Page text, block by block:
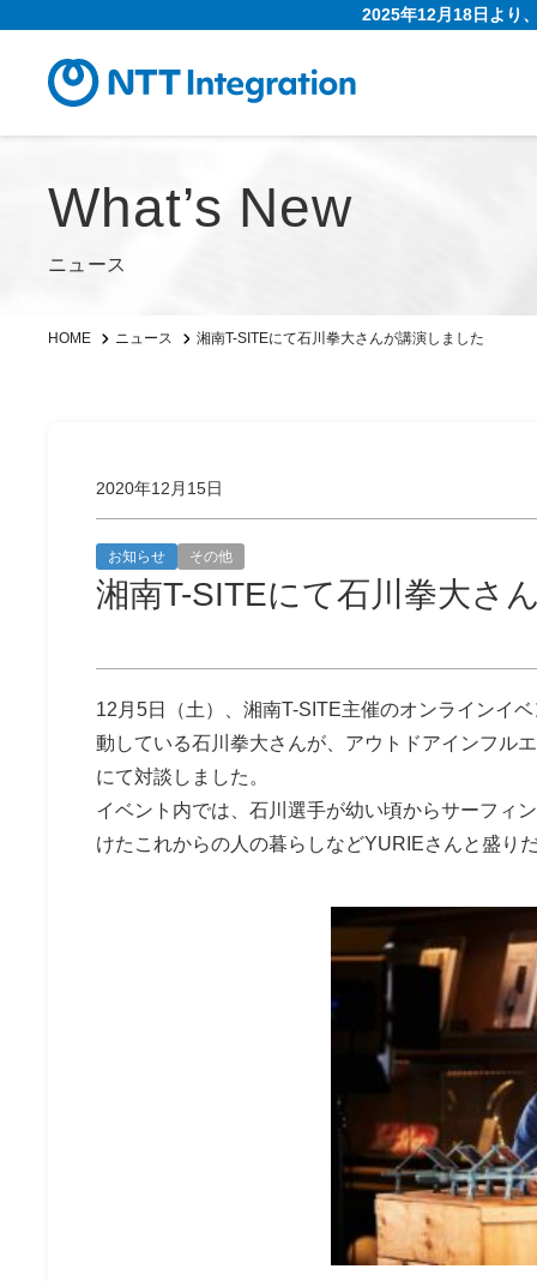
2025年12月18日より
What’s New
ニュース
HOME ニュース 湘南T-SITEにて石川拳大さんが講演しました
2020年12月15日
お知らせ その他
湘南T-SITEにて石川拳大さ
12月5日（土）、湘南T-SITE主催のオンラインイ
動している石川拳大さんが、アウトドアインフル
にて対談しました。
イベント内では、石川選手が幼い頃からサーフィ
けたこれからの人の暮らしなどYURIEさんと盛り